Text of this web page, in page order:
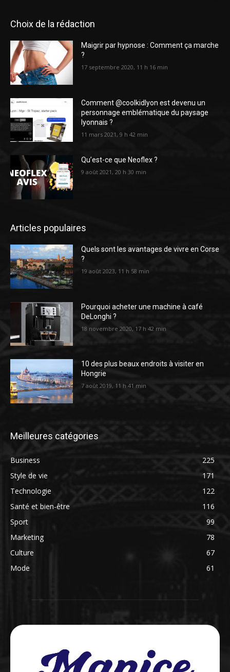
Choix de la rédaction
Maigrir par hypnose : Comment ça marche
?
17 septembre 2020, 11 h 16 min
Comment @coolkidlyon est devenu un
personnage emblématique du paysage
lyonnais ?
11 mars 2021, 9 h 42 min
Qu’est-ce que Neoflex ?
9 août 2021, 20 h 30 min
Articles populaires
Quels sont les avantages de vivre en Corse
?
19 août 2023, 11 h 58 min
Pourquoi acheter une machine à café
DeLonghi ?
18 novembre 2020, 17 h 42 min
10 des plus beaux endroits à visiter en
Hongrie
7 août 2019, 11 h 41 min
Meilleures catégories
Business
225
Style de vie
171
Technologie
122
Santé et bien-être
116
Sport
99
Marketing
78
Culture
67
Mode
61